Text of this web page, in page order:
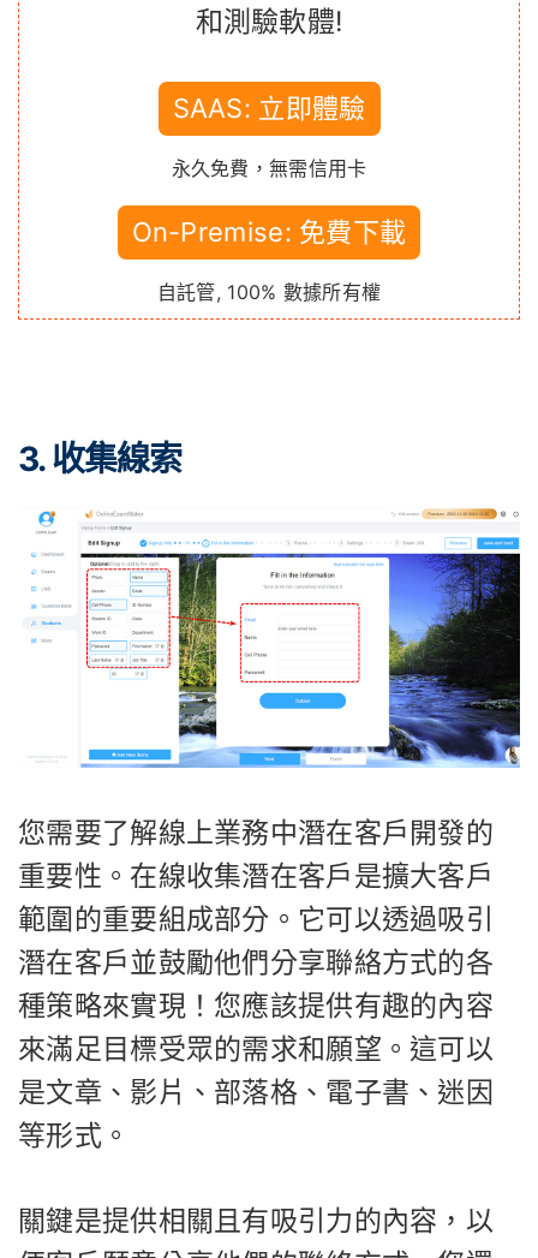
和測驗軟體!
SAAS: 立即體驗
永久免費，無需信用卡
On-Premise: 免費下載
自託管, 100% 數據所有權
3. 收集線索
您需要了解線上業務中潛在客戶開發的
重要性。在線收集潛在客戶是擴大客戶
範圍的重要組成部分。它可以透過吸引
潛在客戶並鼓勵他們分享聯絡方式的各
種策略來實現！您應該提供有趣的內容
來滿足目標受眾的需求和願望。這可以
是文章、影片、部落格、電子書、迷因
等形式。
關鍵是提供相關且有吸引力的內容，以